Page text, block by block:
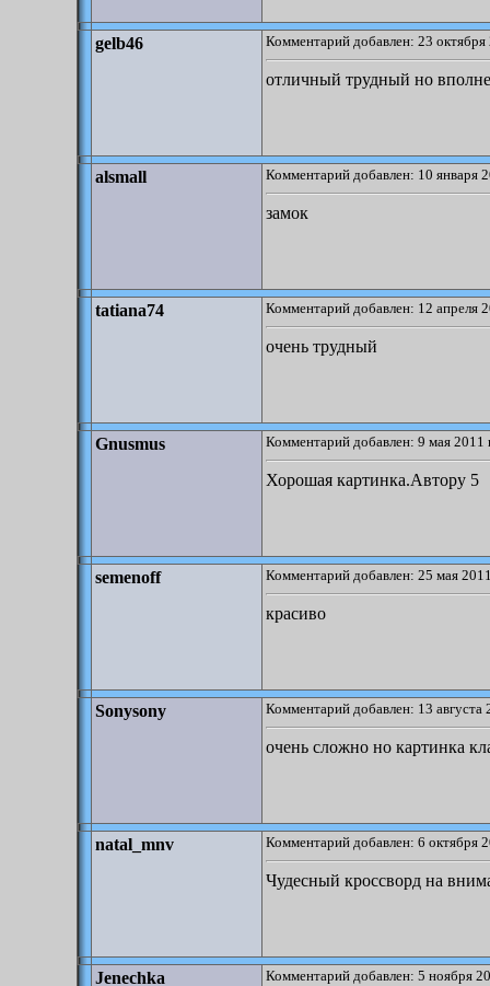
gelb46 Комментарий добавлен: 23
отличный трудный но
alsmall Комментарий добавлен: 10 января
замок
tatiana74 Комментарий добавлен: 12 апреля
очень трудный
Gnusmus Комментарий добавлен: 9 мая 2011
Хорошая картинка.Автору 5
semenoff Комментарий добавлен: 25 мая
красиво
Sonysony Комментарий добавлен: 13 августа
очень сложно но картинка
natal_mnv Комментарий добавлен: 6 октября
Чудесный кроссворд на
Jenechka Комментарий добавлен: 5 ноября